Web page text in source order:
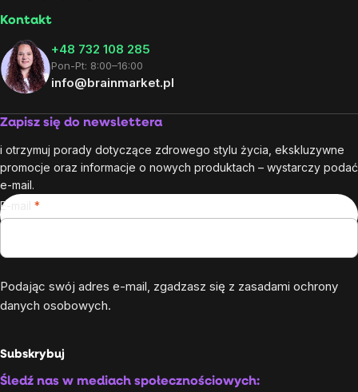
Kontakt
+48 732 108 285
Pon-Pt: 8:00–16:00
info@brainmarket.pl
Zapisz się do newslettera
i otrzymuj porady dotyczące zdrowego stylu życia, ekskluzywne
promocje oraz informacje o nowych produktach – wystarczy podać
e-mail.
E-mail
Podając swój adres e-mail, zgadzasz się z zasadami ochrony
danych osobowych.
Subskrybuj
Śledź nas w mediach społecznościowych: